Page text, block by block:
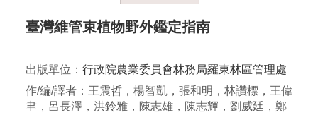
臺灣維管束植物野外鑑定指南
出版單位： 行政院農業委員會林務局羅東林區管理處
作/編/譯者：王震哲，楊智凱，張和明，林讚標，王偉
聿，呂長澤，洪鈴雅，陳志雄，陳志輝，劉威廷，鄭